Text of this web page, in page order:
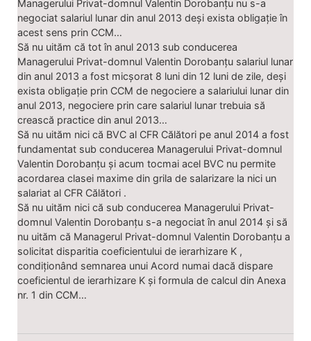
Managerului Privat-domnul Valentin Dorobanțu nu s-a
negociat salariul lunar din anul 2013 deși exista obligație în
acest sens prin CCM…
Să nu uităm că tot în anul 2013 sub conducerea
Managerului Privat-domnul Valentin Dorobanțu salariul lunar
din anul 2013 a fost micșorat 8 luni din 12 luni de zile, deși
exista obligație prin CCM de negociere a salariului lunar din
anul 2013, negociere prin care salariul lunar trebuia să
crească practice din anul 2013…
Să nu uităm nici că BVC al CFR Călători pe anul 2014 a fost
fundamentat sub conducerea Managerului Privat-domnul
Valentin Dorobanțu și acum tocmai acel BVC nu permite
acordarea clasei maxime din grila de salarizare la nici un
salariat al CFR Călători .
Să nu uităm nici că sub conducerea Managerului Privat-
domnul Valentin Dorobanțu s-a negociat în anul 2014 și să
nu uităm că Managerul Privat-domnul Valentin Dorobanțu a
solicitat disparitia coeficientului de ierarhizare K ,
condiționând semnarea unui Acord numai dacă dispare
coeficientul de ierarhizare K și formula de calcul din Anexa
nr. 1 din CCM…